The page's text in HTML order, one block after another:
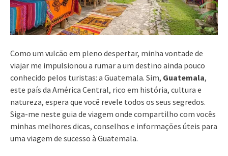
Como um vulcão em pleno despertar, minha vontade de
viajar me impulsionou a rumar a um destino ainda pouco
conhecido pelos turistas: a Guatemala. Sim, Guatemala,
este país da América Central, rico em história, cultura e
natureza, espera que você revele todos os seus segredos.
Siga-me neste guia de viagem onde compartilho com vocês
minhas melhores dicas, conselhos e informações úteis para
uma viagem de sucesso à Guatemala.